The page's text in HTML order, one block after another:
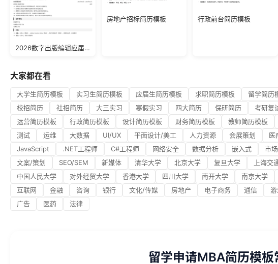
2026数字出版编辑应届生简历模板
房地产招标简历模板 行政前台简历模板
大家都在看
大学生简历模板 实习生简历模板 应届生简历模板 求职简历模板 留学简历
校招简历
社招简历 大三实习 寒假实习 四大简历 保研简历 考研复
运营简历模板
行政简历模板 设计简历模板 财务简历模板 教师简历模板
测试
运维 大数据 UI/UX 平面设计/美工 人力资源 会展策划 医
JavaScript
.NET工程师 C#工程师 网络安全 数据分析 嵌入式 市
文案/策划
SEO/SEM 新媒体 清华大学 北京大学 复旦大学 上海交
中国人民大学
对外经贸大学 香港大学 四川大学 南开大学 南京大学
互联网
金融 咨询 银行 文化/传媒 房地产 电子商务 通信
广告
医药 法律
留学申请MBA简历模板